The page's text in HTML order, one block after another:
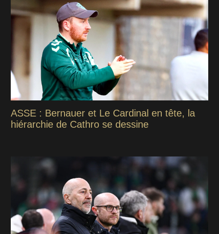
ASSE : Bernauer et Le Cardinal en tête, la
hiérarchie de Cathro se dessine